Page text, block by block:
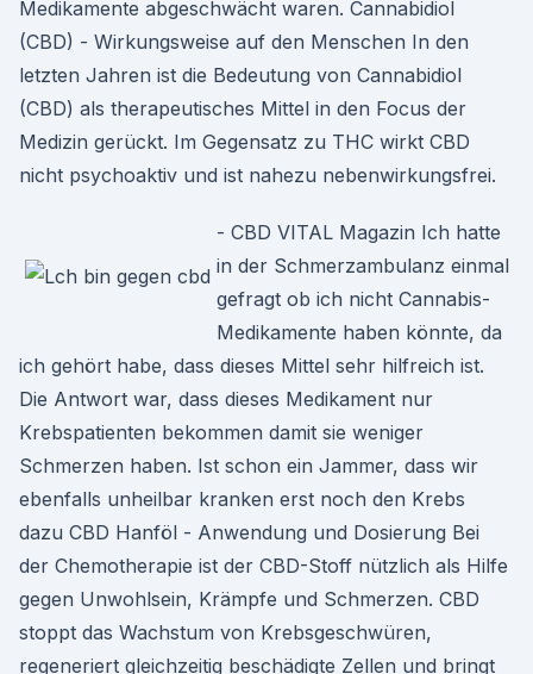
Medikamente abgeschwächt waren. Cannabidiol
(CBD) - Wirkungsweise auf den Menschen In den
letzten Jahren ist die Bedeutung von Cannabidiol
(CBD) als therapeutisches Mittel in den Focus der
Medizin gerückt. Im Gegensatz zu THC wirkt CBD
nicht psychoaktiv und ist nahezu nebenwirkungsfrei.
- CBD VITAL Magazin Ich hatte
in der Schmerzambulanz einmal
gefragt ob ich nicht Cannabis-
Medikamente haben könnte, da
ich gehört habe, dass dieses Mittel sehr hilfreich ist.
Die Antwort war, dass dieses Medikament nur
Krebspatienten bekommen damit sie weniger
Schmerzen haben. Ist schon ein Jammer, dass wir
ebenfalls unheilbar kranken erst noch den Krebs
dazu CBD Hanföl - Anwendung und Dosierung Bei
der Chemotherapie ist der CBD-Stoff nützlich als Hilfe
gegen Unwohlsein, Krämpfe und Schmerzen. CBD
stoppt das Wachstum von Krebsgeschwüren,
regeneriert gleichzeitig beschädigte Zellen und bringt